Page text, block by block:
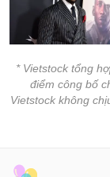
* Vietstock tổng
điểm công bố
Vietstock không
chứng
(-)
Tất cả Cổ
(-)